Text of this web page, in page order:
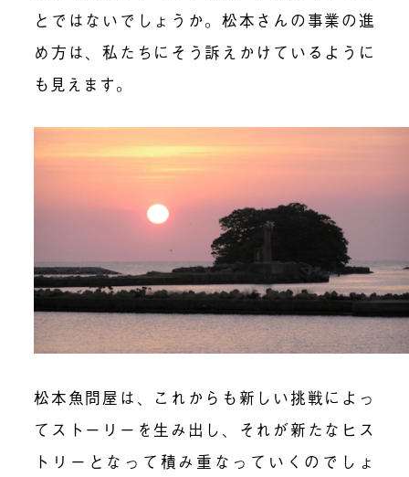
とではないでしょうか。松本さんの事業の進
め方は、私たちにそう訴えかけているように
も見えます。
松本魚問屋は、これからも新しい挑戦によっ
てストーリーを生み出し、それが新たなヒス
トリーとなって積み重なっていくのでしょ